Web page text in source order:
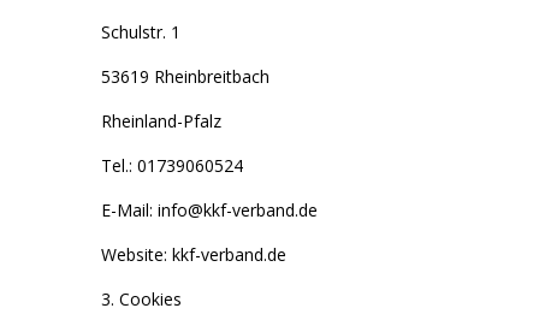
Schulstr. 1
53619 Rheinbreitbach
Rheinland-Pfalz
Tel.: 01739060524
E-Mail: info@kkf-verband.de
Website: kkf-verband.de
3. Cookies